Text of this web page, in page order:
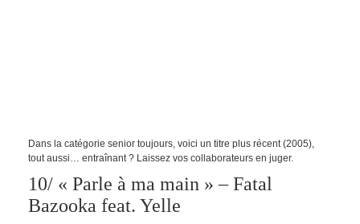
Dans la catégorie senior toujours, voici un titre plus récent (2005),
tout aussi… entraînant ? Laissez vos collaborateurs en juger.
10/ « Parle à ma main » – Fatal
Bazooka feat. Yelle